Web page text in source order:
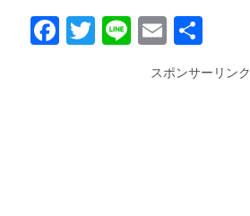
Facebook
Twitter
LineEmail
有
スポンサーリンク